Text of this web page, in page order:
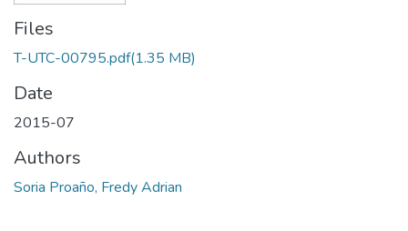
Files
T-UTC-00795.pdf(1.35 MB)
Date
2015-07
Authors
Soria Proaño, Fredy Adrian